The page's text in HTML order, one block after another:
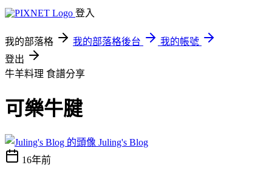
登入
我的部落格 我的部落格後台
我的帳號
登出
牛羊料理 食譜分享
可樂牛腱
Juling's Blog
16年前